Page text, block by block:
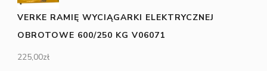
VERKE RAMIĘ WYCIĄGARKI ELEKTRYCZNEJ
OBROTOWE 600/250 KG V06071
225,00zł